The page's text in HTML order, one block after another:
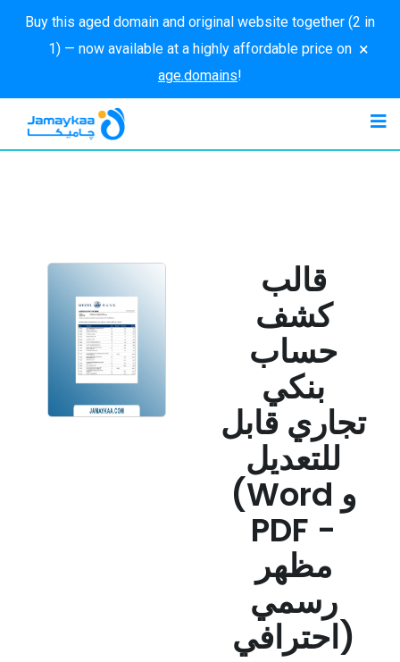
Buy this aged domain and original website together (2 in
1) — now available at a highly affordable price on
age.domains!
×
قالب
كشف
حساب
بنكي
تجاري قابل
للتعديل
(Word و
PDF -
مظهر
رسمي
احترافي)